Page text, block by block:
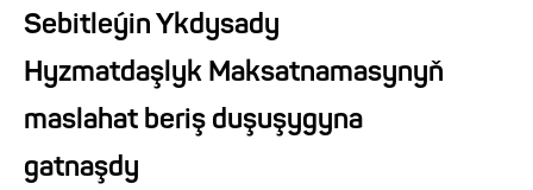
Sebitleýin Ykdysady
Hyzmatdaşlyk Maksatnamasynyň
maslahat beriş duşuşygyna
gatnaşdy